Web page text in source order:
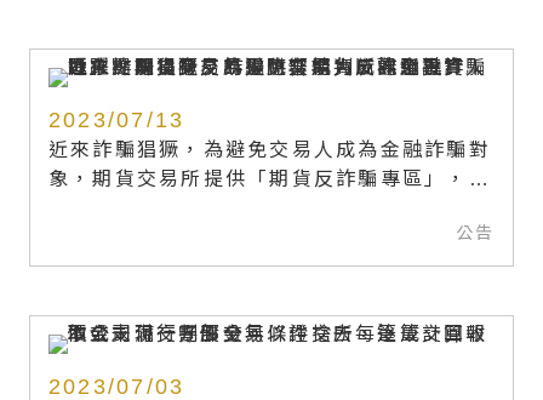
2023/07/13
近來詐騙猖獗，為避免交易人成為金融詐騙對
象，期貨交易所提供「期貨反詐騙專區」，以
公告
2023/07/03